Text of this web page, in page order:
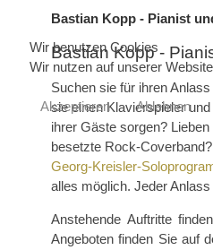
Bastian Kopp - Pianist
Bastian Kopp -
Suchen sie für ihren
sie einen Klavierspieler
ihrer Gäste sorgen?
besetzte Rock-
Georg-Kreisler-
alles möglich. Jeder
Anstehende Auftritte
Angeboten finden Sie auf
Wir benutzen Cookies
Wir nutzen auf unserer
Akzeptieren
Ablehnen